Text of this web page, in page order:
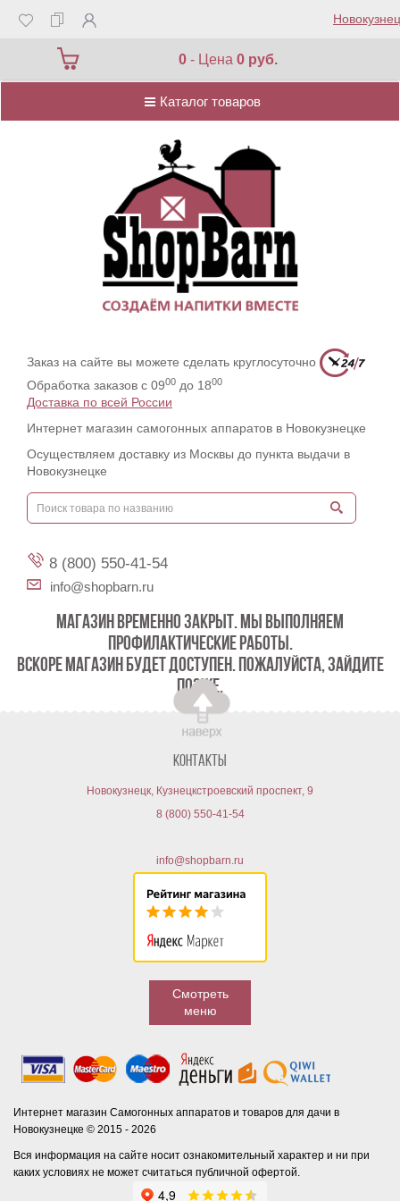
0 - Цена0 руб.
Каталог товаров
Каталог товаров
Заказ на сайте вы можете сделать круглосуточно
Обработка заказов с 0900 до 1800
Доставка по всей России
Интернет магазин самогонных аппаратов в Новокузнецке
Осуществляем доставку из Москвы до пункта выдачи в
Новокузнецке
8 (800) 550-41-54
info@shopbarn.ru
МАГАЗИН ВРЕМЕННО ЗАКРЫТ. МЫ ВЫПОЛНЯЕМ
ПРОФИЛАКТИЧЕСКИЕ РАБОТЫ.
ВСКОРЕ МАГАЗИН БУДЕТ ДОСТУПЕН. ПОЖАЛУЙСТА, ЗАЙДИТЕ
ПОЗЖЕ.
Контакты
Новокузнецк, Кузнецкстроевский проспект, 9
8 (800) 550-41-54
info@shopbarn.ru
Смотреть
меню
Интернет магазин Самогонных аппаратов и товаров для дачи в
Новокузнецке © 2015 - 2026
Вся информация на сайте носит ознакомительный характер и ни при
каких условиях не может считаться публичной офертой.